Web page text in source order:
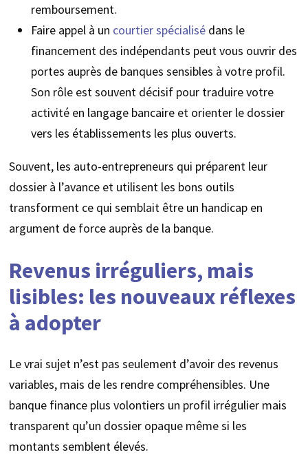
remboursement.
Faire appel à un courtier spécialisédans le
financement des indépendants peut vous ouvrir des
portes auprès de banques sensibles à votre profil.
Son rôle est souvent décisif pour traduire votre
activité en langage bancaire et orienter le dossier
vers les établissements les plus ouverts.
Souvent, les auto-entrepreneurs qui préparent leur
dossier à l’avance et utilisent les bons outils
transforment ce qui semblait être un handicap en
argument de force auprès de la banque.
Revenus irréguliers, mais
lisibles: les nouveaux réflexes
à adopter
Le vrai sujet n’est pas seulement d’avoir des revenus
variables, mais de les rendre compréhensibles. Une
banque finance plus volontiers un profil irrégulier mais
transparent qu’un dossier opaque même si les
montants semblent élevés.